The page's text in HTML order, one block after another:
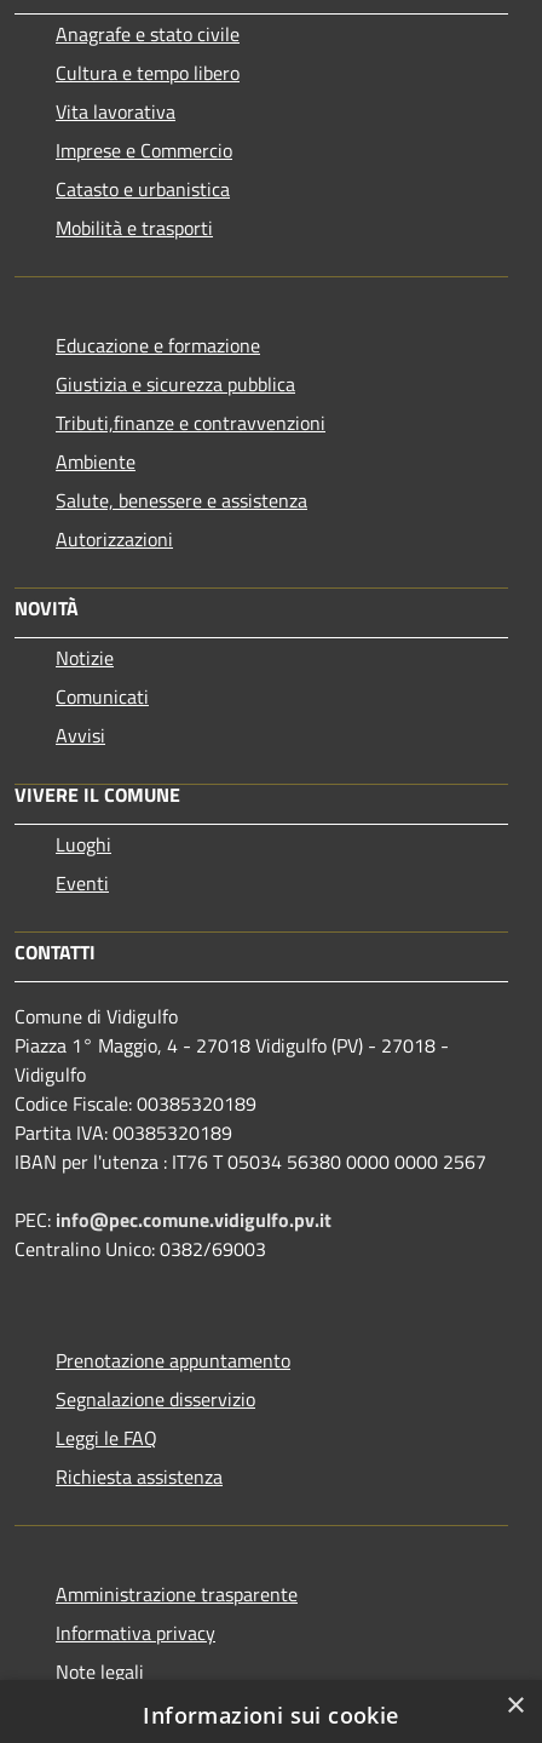
Anagrafe e stato civile
Cultura e tempo libero
Vita lavorativa
Imprese e Commercio
Catasto e urbanistica
Mobilità e trasporti
Educazione e formazione
Giustizia e sicurezza pubblica
Tributi,finanze e contravvenzioni
Ambiente
Salute, benessere e assistenza
Autorizzazioni
NOVITÀ
Notizie
Comunicati
Avvisi
VIVERE IL COMUNE
Luoghi
Eventi
CONTATTI
Comune di Vidigulfo
Piazza 1° Maggio, 4 - 27018 Vidigulfo (PV) - 27018 -
Vidigulfo
Codice Fiscale: 00385320189
Partita IVA: 00385320189
IBAN per l'utenza : IT76 T 05034 56380 0000 0000 2567
PEC: info@pec.comune.vidigulfo.pv.it
Centralino Unico: 0382/69003
Prenotazione appuntamento
Segnalazione disservizio
Leggi le FAQ
Richiesta assistenza
Amministrazione trasparente
Informativa privacy
Note legali
Dichiarazione di accessibilità
×
Informazioni sui cookie